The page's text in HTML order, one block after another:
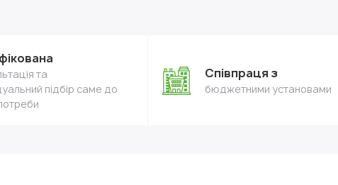
та
підбір саме до
Співпраця з
бюджетними установами